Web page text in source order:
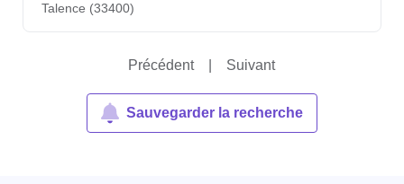
Talence (33400)
Précédent Suivant
Sauvegarder la recherche